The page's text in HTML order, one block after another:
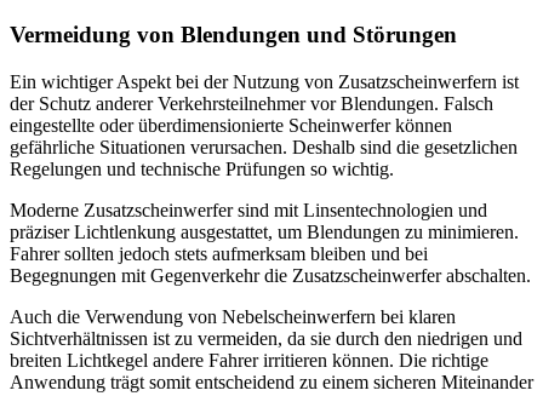
Vermeidung von Blendungen und Störungen
Ein wichtiger Aspekt bei der Nutzung von Zusatzscheinwerfern ist
der Schutz anderer Verkehrsteilnehmer vor Blendungen. Falsch
eingestellte oder überdimensionierte Scheinwerfer können
gefährliche Situationen verursachen. Deshalb sind die gesetzlichen
Regelungen und technische Prüfungen so wichtig.
Moderne Zusatzscheinwerfer sind mit Linsentechnologien und
präziser Lichtlenkung ausgestattet, um Blendungen zu minimieren.
Fahrer sollten jedoch stets aufmerksam bleiben und bei
Begegnungen mit Gegenverkehr die Zusatzscheinwerfer abschalten.
Auch die Verwendung von Nebelscheinwerfern bei klaren
Sichtverhältnissen ist zu vermeiden, da sie durch den niedrigen und
breiten Lichtkegel andere Fahrer irritieren können. Die richtige
Anwendung trägt somit entscheidend zu einem sicheren Miteinander